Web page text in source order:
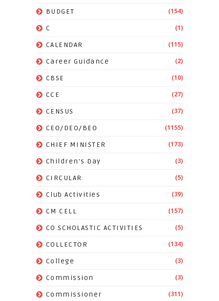
BUDGET (154)
C (1)
CALENDAR (115)
Career Guidance (2)
CBSE (10)
CCE (27)
CENSUS (37)
CEO/DEO/BEO (1155)
CHIEF MINISTER (173)
Children's Day (3)
CIRCULAR (5)
Club Activities (39)
CM CELL (157)
CO SCHOLASTIC ACTIVITIES (5)
COLLECTOR (134)
College (3)
Commission (3)
Commissioner (311)